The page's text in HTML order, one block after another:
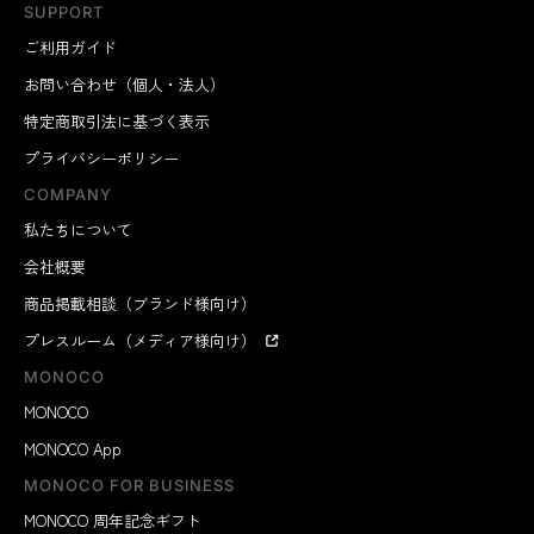
従来のキーケースの先入観を捨てて、本当に必要な機能
ムな機能を持った『Orbitkey』です」
『Orbitkey』は、クラウドファンディングのKickstarter
で紹介され、30日間で5000人からの支持を得たことか
ら始まったプロダクト。本品は、初期モデルから、さら
に品質改良した「Orbitkey2.0」モデルです。
SUPPORT
ご利用ガイド
お問い合わせ（個人・法人）
特定商取引法に基づく表示
プライバシーポリシー
COMPANY
私たちについて
会社概要
商品掲載相談（ブランド様向け）
プレスルーム（メディア様向け）
MONOCO
MONOCO
MONOCO App
MONOCO FOR BUSINESS
MONOCO 周年記念ギフト